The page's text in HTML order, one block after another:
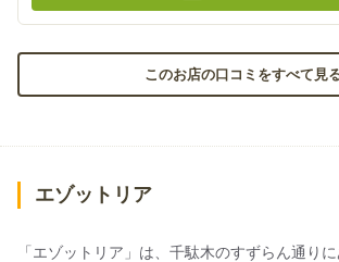
このお店の口コミをすべて見
エゾットリア
「エゾットリア」は、千駄木のすずらん通り